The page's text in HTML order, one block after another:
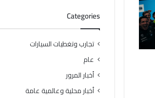
Categories
تجارب وتغطيات السيارات
عام
أخبار المرور
أخبار محلية وعالمية عامة